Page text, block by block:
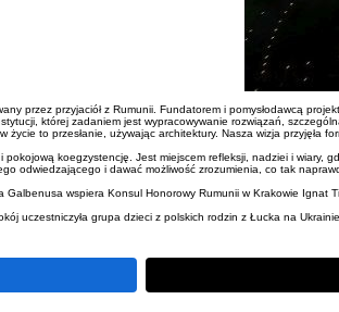
przez przyjaciół z Rumunii. Fundatorem i pomysłodawcą
której zadaniem jest wypracowywanie rozwiązań,
życie to przesłanie, używając architektury. Nasza wizja
pokojową koegzystencję. Jest miejscem refleksji, nadziei i wiary,
odwiedzającego i dawać możliwość zrozumienia, co tak
Galbenusa wspiera Konsul Honorowy Rumunii w Krakowie Ignat
uczestniczyła grupa dzieci z polskich rodzin z Łucka na